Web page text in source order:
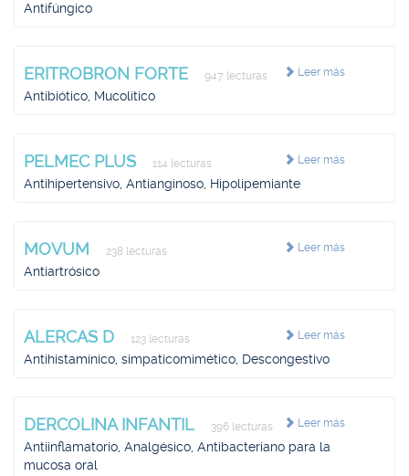
Antifúngico
Leer más
ERITROBRON FORTE 947 lecturas
Antibiótico, Mucolítico
Leer más
PELMEC PLUS 114 lecturas
Antihipertensivo, Antianginoso, Hipolipemiante
Leer más
MOVUM 238 lecturas
Antiartrósico
Leer más
ALERCAS D 123 lecturas
Antihistamínico, simpaticomimético, Descongestivo
Leer más
DERCOLINA INFANTIL 396 lecturas
Antiinflamatorio, Analgésico, Antibacteriano para la
mucosa oral